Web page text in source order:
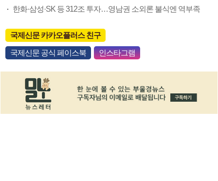
한화·삼성·SK 등 312조 투자…영남권 소외론 불식엔 역부족
국제신문 카카오플러스 친구
국제신문 공식 페이스북 인스타그램